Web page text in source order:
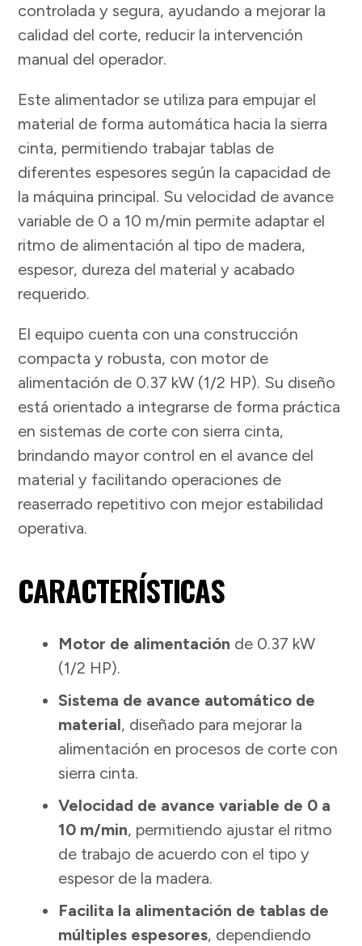
controlada y segura, ayudando a mejorar la
calidad del corte, reducir la intervención
manual del operador.
Este alimentador se utiliza para empujar el
material de forma automática hacia la sierra
cinta, permitiendo trabajar tablas de
diferentes espesores según la capacidad de
la máquina principal. Su velocidad de avance
variable de 0 a 10 m/min permite adaptar el
ritmo de alimentación al tipo de madera,
espesor, dureza del material y acabado
requerido.
El equipo cuenta con una construcción
compacta y robusta, con motor de
alimentación de 0.37 kW (1/2 HP). Su diseño
está orientado a integrarse de forma práctica
en sistemas de corte con sierra cinta,
brindando mayor control en el avance del
material y facilitando operaciones de
reaserrado repetitivo con mejor estabilidad
operativa.
CARACTERÍSTICAS
Motor de alimentación de 0.37 kW
(1/2 HP).
Sistema de avance automático de
material, diseñado para mejorar la
alimentación en procesos de corte con
sierra cinta.
Velocidad de avance variable de 0 a
10 m/min, permitiendo ajustar el ritmo
de trabajo de acuerdo con el tipo y
espesor de la madera.
Facilita la alimentación de tablas de
múltiples espesores, dependiendo